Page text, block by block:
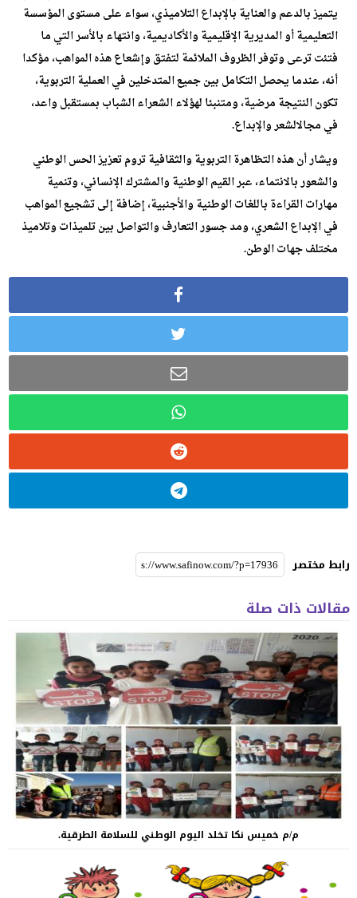
يتميز بالدعم والعناية بالإبداع التلاميذي، سواء على مستوى المؤسسة
التعليمية أو المديرية الإقليمية والأكاديمية، وانتهاء بالأسر التي ما
فتئت ترعى وتوفر الظروف الملائمة لتفتق وإشعاع هذه المواهب، مؤكدا
أنه، عندما يحصل التكامل بين جميع المتدخلين في العملية التربوية،
تكون النتيجة مرضية، ومتنبئا لهؤلاء الشعراء الشباب بمستقبل واعد،
في مجالالشعر والإبداع.
ويشار أن هذه التظاهرة التربوية والثقافية تروم تعزيز الحس الوطني
والشعور بالانتماء، عبر القيم الوطنية والمشترك الإنساني، وتنمية
مهارات القراءة باللغات الوطنية والأجنبية، إضافة إلى تشجيع المواهب
في الإبداع الشعري، ومد جسور التعارف والتواصل بين تلميذات وتلاميذ
مختلف جهات الوطن.
رابط مختصر
مقالات ذات صلة
م/م خميس نكا تخلد اليوم الوطني للسلامة الطرقية.